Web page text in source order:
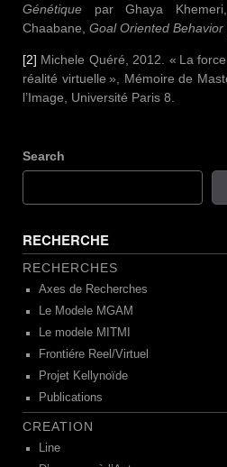
Génétique par Ghaya
Chaabane, Goal Oriented Behavior
[2] Michele Quéré, 2012. « La
réalité virtuelle », Mémoire de
l’Image, Université Paris 8.
Search
RECHERCHE
RECHERCHES
Axes de Recherches
Le Modele MGAM
Le modele MITMI
Frontiére Reel/Virtuel
Projet Kellynoïde
Publications
CREATION
Line